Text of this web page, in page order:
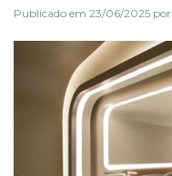
Publicado em 23/06/2025